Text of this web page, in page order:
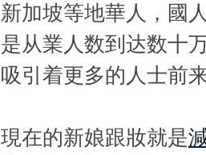
新加坡等地華人，國
是从業人数到达数十
吸引着更多的人士前
現在的新娘跟妝就是